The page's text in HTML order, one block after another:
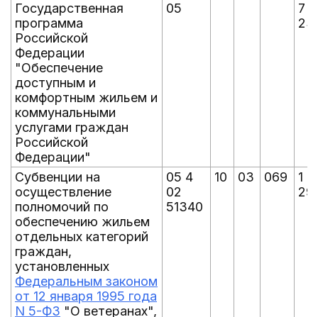
Государственная
программа
Российской
Федерации
"Обеспечение
доступным и
комфортным жильем и
коммунальными
услугами граждан
Российской
Федерации"
05
7
Субвенции на
осуществление
полномочий по
обеспечению жильем
отдельных категорий
граждан,
установленных
Федеральным законом
от 12 января 1995 года
N 5-ФЗ "О ветеранах",
05 4
02
51340
10 03 069
1